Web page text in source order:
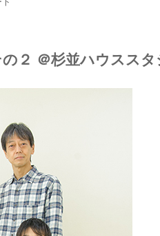
２ ＠杉並ハウススタ